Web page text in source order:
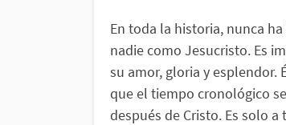
En toda la historia, nunca
nadie como Jesucristo. Es
su amor, gloria y esplendor.
que el tiempo cronológico
después de Cristo. Es solo a